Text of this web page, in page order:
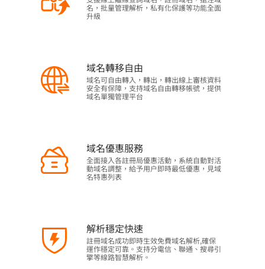
名，批量管理解析，私有化保護等功能全面
升級
域名轉移自由
域名可自由轉入，轉出，轉出線上審核資料
安全有保障，支持域名自由轉移帳號，提供
域名單獨管理平台
域名優惠服務
全面接入各註冊局優惠活動，系統自動對活
動域名調整，給予用户即時最低優惠，見域
名特惠列表
解析穩定快速
註冊域名成功即時生效免費域名解析,確保
運作穩定可靠。支持分電信、聯通、搜尋引
擎等線路智慧解析。